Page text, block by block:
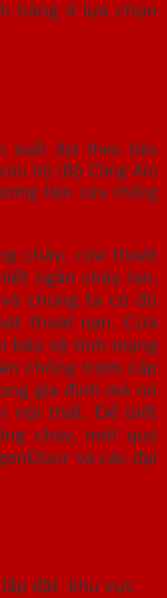
hàng 4 lựa chọn
xuất đạt theo tiêu
hộ (Bộ Công An)
tiện cửa chống
cháy, cửa thoát
ngăn cháy lan,
chúng ta có đủ
thoát nạn. Cửa
bảo vệ tính mạng
chống trộm cấp
gia đình mà nó
nội thất. Để biết
cháy, mời quý
và các đại
đặt khu vực